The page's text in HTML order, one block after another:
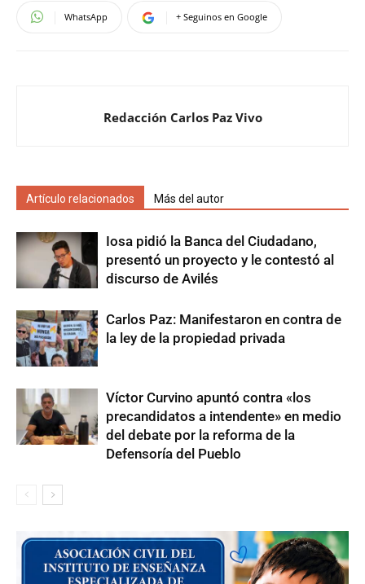
WhatsApp + Seguinos en Google
Redacción Carlos Paz Vivo
Artículo relacionados Más del autor
Iosa pidió la Banca del Ciudadano,
presentó un proyecto y le contestó al
discurso de Avilés
Carlos Paz: Manifestaron en contra de
la ley de la propiedad privada
Víctor Curvino apuntó contra «los
precandidatos a intendente» en medio
del debate por la reforma de la
Defensoría del Pueblo